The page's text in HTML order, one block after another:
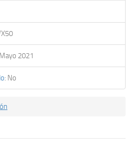
2021
: No